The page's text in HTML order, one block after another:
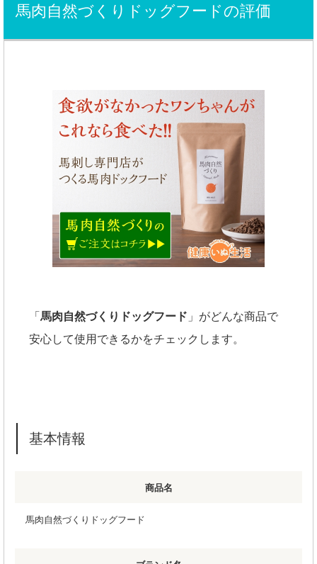
馬肉自然づくりドッグフードの評価
「 馬肉自然づくりドッグフード 」がどんな商品で
安心して使用できるかをチェックします。
基本情報
商品名
馬肉自然づくりドッグフード